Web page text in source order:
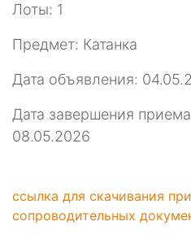
Лоты: 1
Предмет: Катанка
Дата объявления:
Дата завершения
08.05.2026
ссылка для скачивания
сопроводительных